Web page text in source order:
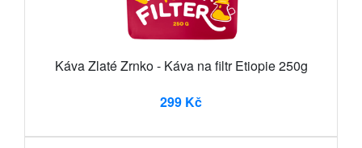
Káva Zlaté Zrnko - Káva na filtr Etiopie 250g
299 Kč